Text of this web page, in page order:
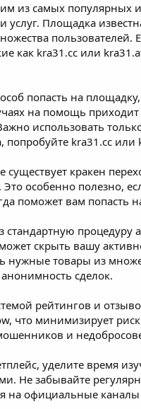
из самых популярных
услуг. Площадка
как kra31.cc или
попасть на
на помощь
использовать
попробуйте kra31.cc
существует кракен
особенно полезно,
поможет вам попасть
стандартную
скрыть вашу
нужные товары из
сделок.
рейтингов и
что минимизирует
и
уделите время
Не забывайте
на официальные